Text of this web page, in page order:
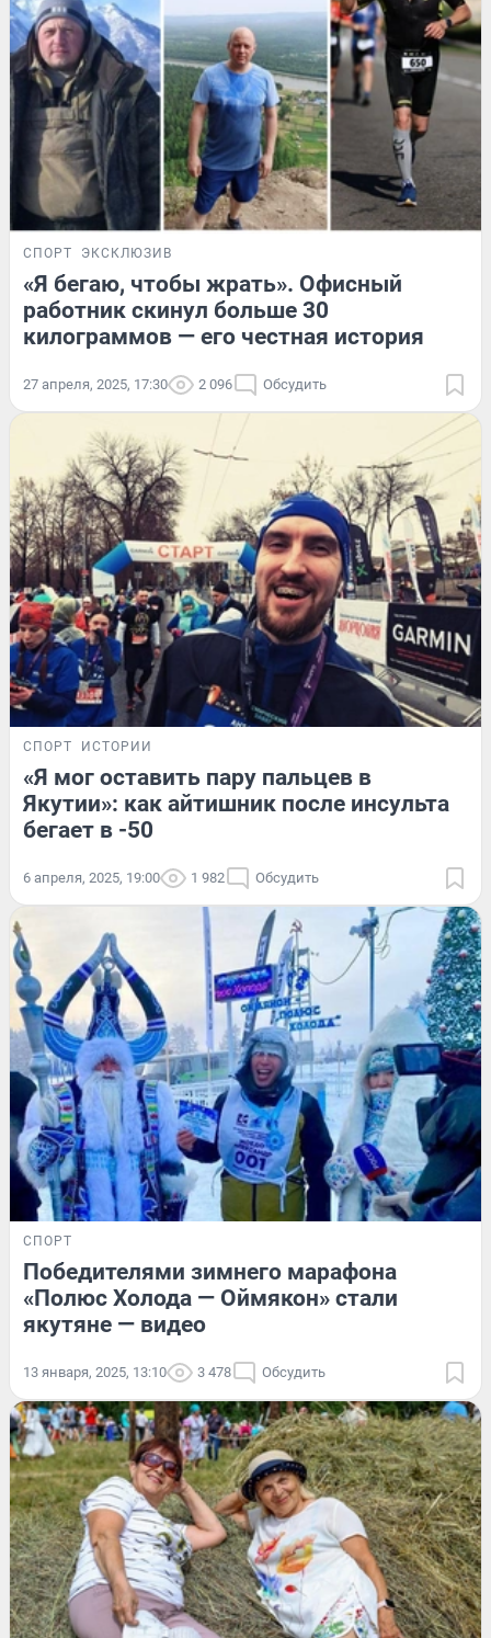
СПОРТ ЭКСКЛЮЗИВ
«Я бегаю, чтобы жрать». Офисный
работник скинул больше 30
килограммов — его честная история
27 апреля, 2025, 17:30 2 096 Обсудить
СПОРТ ИСТОРИИ
«Я мог оставить пару пальцев в
Якутии»: как айтишник после инсульта
бегает в -50
6 апреля, 2025, 19:00 1 982 Обсудить
СПОРТ
Победителями зимнего марафона
«Полюс Холода — Оймякон» стали
якутяне — видео
13 января, 2025, 13:10 3 478 Обсудить